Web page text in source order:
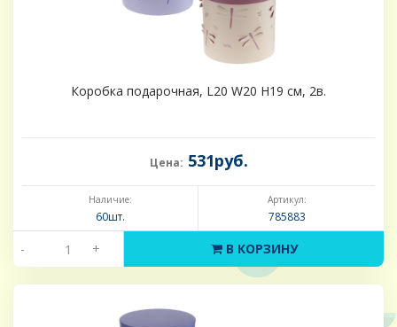
Коробка подарочная, L20 W20 H19 см, 2в.
Цена: 531руб.
Наличие:
60шт.
Артикул:
785883
- + В КОРЗИНУ